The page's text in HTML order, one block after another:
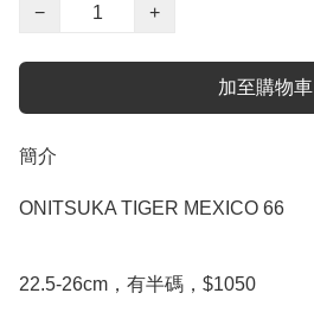
−
+
加至購物車
簡介
ONITSUKA TIGER MEXICO 66
22.5-26cm，有半碼，$1050